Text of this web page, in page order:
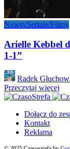
NewsySeriale/Filmy
Arielle Kebbel
1-1”
Posted
by
Radek
Przeczytaj więcej
Dołącz do
Kontakt
Reklama